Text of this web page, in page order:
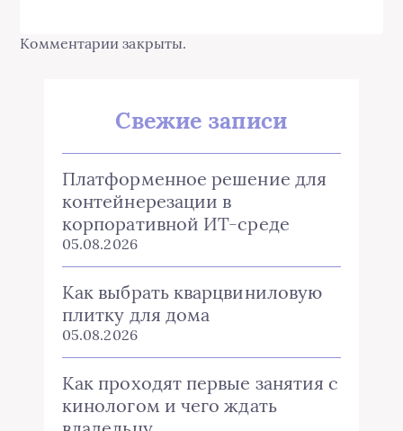
Комментарии закрыты.
Свежие записи
Платформенное решение для
контейнерезации в
корпоративной ИТ-среде
05.08.2026
Как выбрать кварцвиниловую
плитку для дома
05.08.2026
Как проходят первые занятия с
кинологом и чего ждать